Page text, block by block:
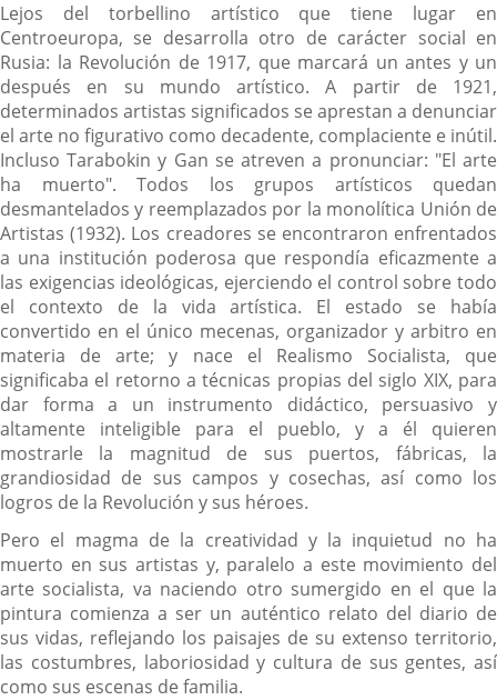
Lejos del torbellino artístico que tiene lugar en
Centroeuropa, se desarrolla otro de carácter social en
Rusia: la Revolución de 1917, que marcará un antes y un
después en su mundo artístico. A partir de 1921,
determinados artistas significados se aprestan a denunciar
el arte no figurativo como decadente, complaciente e inútil.
Incluso Tarabokin y Gan se atreven a pronunciar: "El arte
ha muerto". Todos los grupos artísticos quedan
desmantelados y reemplazados por la monolítica Unión de
Artistas (1932). Los creadores se encontraron enfrentados
a una institución poderosa que respondía eficazmente a
las exigencias ideológicas, ejerciendo el control sobre todo
el contexto de la vida artística. El estado se había
convertido en el único mecenas, organizador y arbitro en
materia de arte; y nace el Realismo Socialista, que
significaba el retorno a técnicas propias del siglo XIX, para
dar forma a un instrumento didáctico, persuasivo y
altamente inteligible para el pueblo, y a él quieren
mostrarle la magnitud de sus puertos, fábricas, la
grandiosidad de sus campos y cosechas, así como los
logros de la Revolución y sus héroes.
Pero el magma de la creatividad y la inquietud no ha
muerto en sus artistas y, paralelo a este movimiento del
arte socialista, va naciendo otro sumergido en el que la
pintura comienza a ser un auténtico relato del diario de
sus vidas, reflejando los paisajes de su extenso territorio,
las costumbres, laboriosidad y cultura de sus gentes, así
como sus escenas de familia.